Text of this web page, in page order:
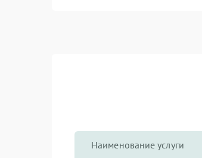
Наименование услуги